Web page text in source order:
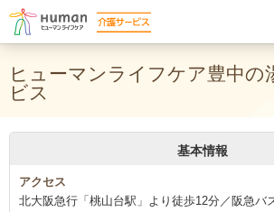
ヒューマンライフケア豊中の
ビス
基本情報
アクセス
北大阪急行「桃山台駅」より徒歩12分／阪急バ